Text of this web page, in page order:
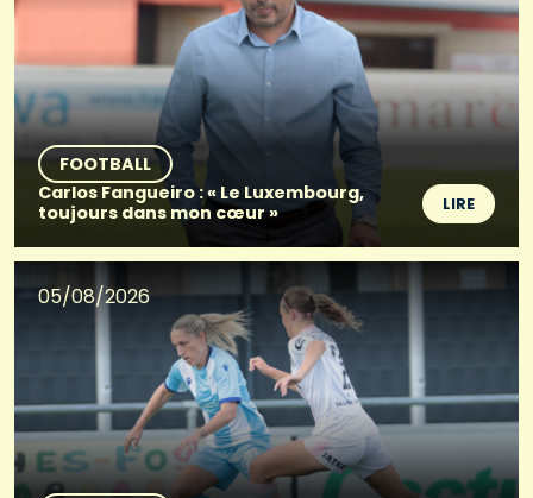
FOOTBALL
Carlos Fangueiro : « Le Luxembourg,
toujours dans mon cœur »
LIRE
05/08/2026